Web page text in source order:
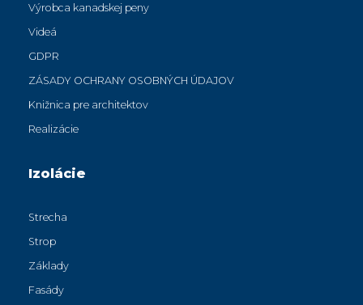
Výrobca kanadskej peny
Videá
GDPR
ZÁSADY OCHRANY OSOBNÝCH ÚDAJOV
Knižnica pre architektov
Realizácie
Izolácie
Strecha
Strop
Základy
Fasády